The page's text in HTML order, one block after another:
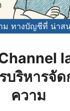
ม ทางบัญชีที่ น่าส
บริหารจั
ความ